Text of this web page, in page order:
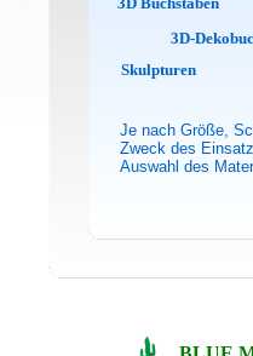
Je nach Größe,
Zweck des
Auswahl des
3D-
Skulpturen